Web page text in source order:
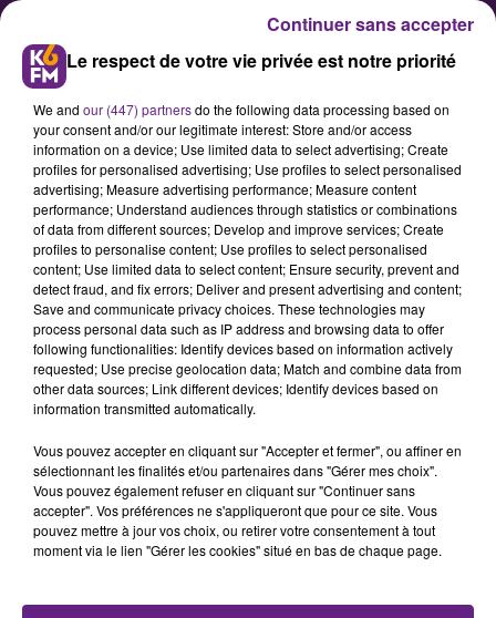
Passage à l'heure d'hiver : La
Sécurité Routière appelle à la
vigilance
On remet les pendules à l'heure ce
dimanche, avec une heure en
moins. Conséquence : le soleil se
décalage est à l'origine d'une sur-
accidentalité, dont sont victimes
notamment les piétons. La Sécurité
routière appelle donc tous les
Le respect de votre vie privée est notre priorité
We and our (447) partnersdo the following data processing based on
your consent and/or our legitimate interest: Store and/or access
information on a device; Use limited data to select advertising; Create
profiles for personalised advertising; Use profiles to select personalised
advertising; Measure advertising performance; Measure content
performance; Understand audiences through statistics or combinations
of data from different sources; Develop and improve services; Create
profiles to personalise content; Use profiles to select personalised
content; Use limited data to select content; Ensure security, prevent and
detect fraud, and fix errors; Deliver and present advertising and content;
Save and communicate privacy choices. These technologies may
process personal data such as IP address and browsing data to offer
following functionalities: Identify devices based on information actively
requested; Use precise geolocation data; Match and combine data from
other data sources; Link different devices; Identify devices based on
information transmitted automatically.
Vous pouvez accepter en cliquant sur "Accepter et fermer", ou affiner en
sélectionnant les finalités et/ou partenaires dans "Gérer mes choix".
Vous pouvez également refuser en cliquant sur "Continuer sans
accepter". Vos préférences ne s'appliqueront que pour ce site. Vous
pouvez mettre à jour vos choix, ou retirer votre consentement à tout
moment via le lien "Gérer les cookies" situé en bas de chaque page.
Continuer sans accepter